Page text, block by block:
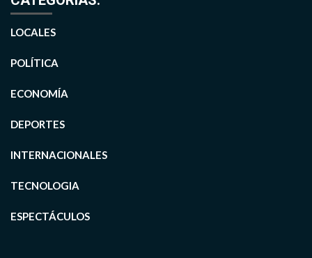
LOCALES
POLÍTICA
ECONOMÍA
DEPORTES
INTERNACIONALES
TECNOLOGIA
ESPECTÁCULOS